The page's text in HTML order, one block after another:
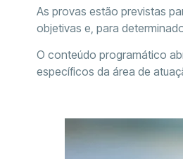
As provas estão previstas
objetivas e, para
O conteúdo programático
específicos da área de